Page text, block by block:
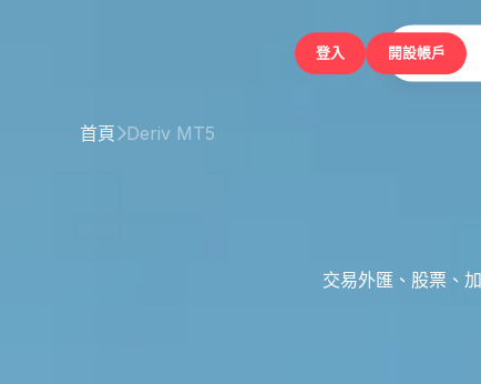
登入
首頁Deriv MT5
交易外匯、股票、